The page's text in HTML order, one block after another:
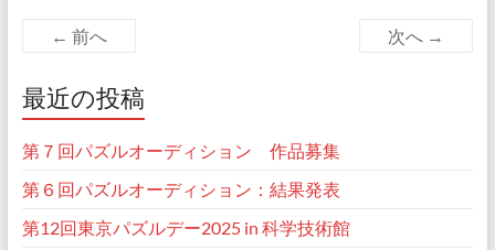
← 前へ 次へ →
最近の投稿
第７回パズルオーディション 作品募集
第６回パズルオーディション：結果発表
第12回東京パズルデー2025 in 科学技術館